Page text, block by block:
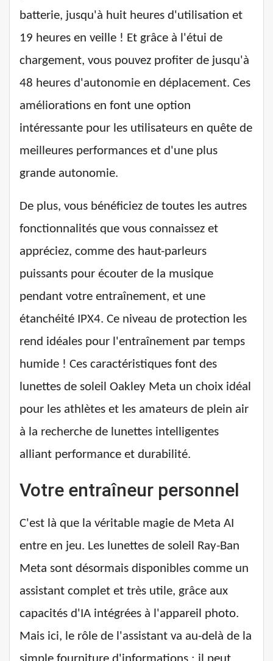
batterie, jusqu'à huit heures d'utilisation et
19 heures en veille ! Et grâce à l'étui de
chargement, vous pouvez profiter de jusqu'à
48 heures d'autonomie en déplacement. Ces
améliorations en font une option
intéressante pour les utilisateurs en quête de
meilleures performances et d'une plus
grande autonomie.
De plus, vous bénéficiez de toutes les autres
fonctionnalités que vous connaissez et
appréciez, comme des haut-parleurs
puissants pour écouter de la musique
pendant votre entraînement, et une
étanchéité IPX4. Ce niveau de protection les
rend idéales pour l'entraînement par temps
humide ! Ces caractéristiques font des
lunettes de soleil Oakley Meta un choix idéal
pour les athlètes et les amateurs de plein air
à la recherche de lunettes intelligentes
alliant performance et durabilité.
Votre entraîneur personnel
C'est là que la véritable magie de Meta AI
entre en jeu. Les lunettes de soleil Ray-Ban
Meta sont désormais disponibles comme un
assistant complet et très utile, grâce aux
capacités d'IA intégrées à l'appareil photo.
Mais ici, le rôle de l'assistant va au-delà de la